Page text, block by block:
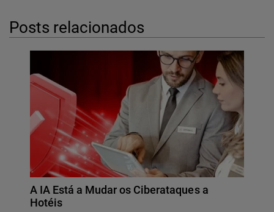
Posts relacionados
A IA Está a Mudar os Ciberataques a
Hotéis